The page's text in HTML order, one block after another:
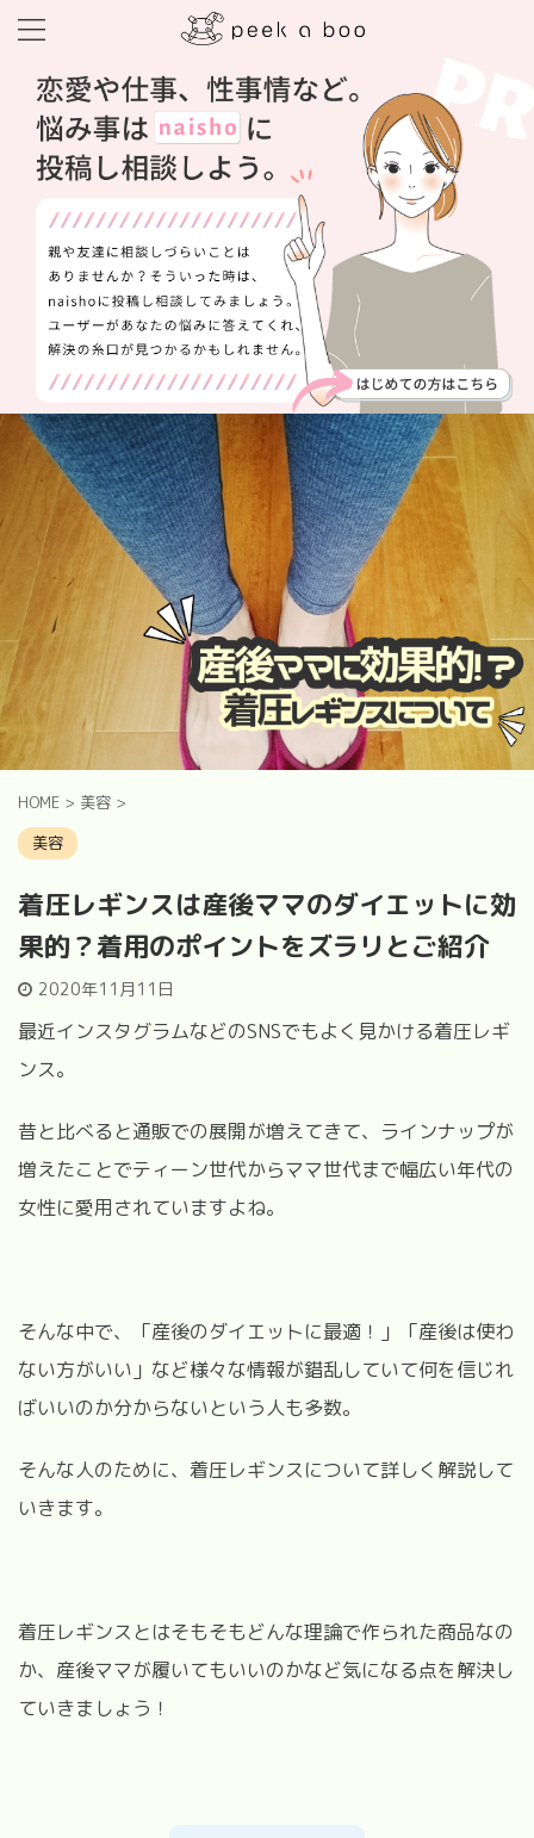
HOME > 美容 >
美容
着圧レギンスは産後ママのダイエットに効
果的？着用のポイントをズラリとご紹介
2020年11月11日
最近インスタグラムなどのSNSでもよく見かける着圧レギ
ンス。
昔と比べると通販での展開が増えてきて、ラインナップが
増えたことでティーン世代からママ世代まで幅広い年代の
女性に愛用されていますよね。
そんな中で、「産後のダイエットに最適！」「産後は使わ
ない方がいい」など様々な情報が錯乱していて何を信じれ
ばいいのか分からないという人も多数。
そんな人のために、着圧レギンスについて詳しく解説して
いきます。
着圧レギンスとはそもそもどんな理論で作られた商品なの
か、産後ママが履いてもいいのかなど気になる点を解決し
ていきましょう！